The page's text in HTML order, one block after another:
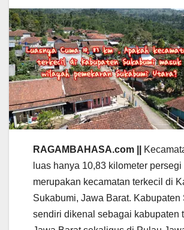
RAGAMBAHASA.com ||
luas hanya 10,83 kilometer persegi
merupakan kecamatan terkecil di
Sukabumi, Jawa Barat. Kabupaten
sendiri dikenal sebagai kabupaten